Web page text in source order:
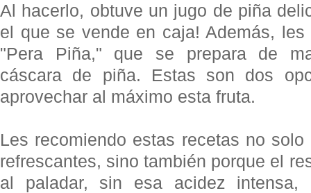
Al hacerlo, obtuve un jugo de piña
el que se vende en caja! Además,
"Pera Piña," que se prepara de
cáscara de piña. Estas son dos
aprovechar al máximo esta fruta.
Les recomiendo estas recetas no
refrescantes, sino también porque el
al paladar, sin esa acidez intensa,